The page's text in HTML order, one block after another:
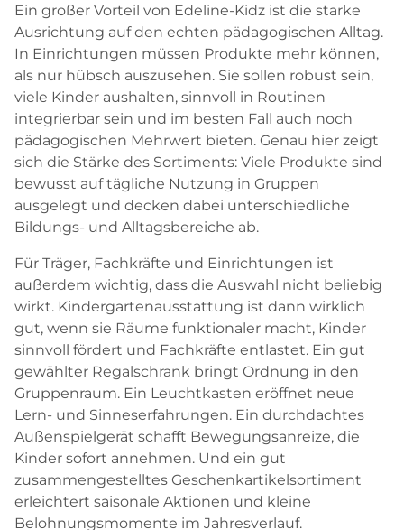
Ein großer Vorteil von Edeline-Kidz ist die starke
Ausrichtung auf den echten pädagogischen Alltag.
In Einrichtungen müssen Produkte mehr können,
als nur hübsch auszusehen. Sie sollen robust sein,
viele Kinder aushalten, sinnvoll in Routinen
integrierbar sein und im besten Fall auch noch
pädagogischen Mehrwert bieten. Genau hier zeigt
sich die Stärke des Sortiments: Viele Produkte sind
bewusst auf tägliche Nutzung in Gruppen
ausgelegt und decken dabei unterschiedliche
Bildungs- und Alltagsbereiche ab.
Für Träger, Fachkräfte und Einrichtungen ist
außerdem wichtig, dass die Auswahl nicht beliebig
wirkt. Kindergartenausstattung ist dann wirklich
gut, wenn sie Räume funktionaler macht, Kinder
sinnvoll fördert und Fachkräfte entlastet. Ein gut
gewählter Regalschrank bringt Ordnung in den
Gruppenraum. Ein Leuchtkasten eröffnet neue
Lern- und Sinneserfahrungen. Ein durchdachtes
Außenspielgerät schafft Bewegungsanreize, die
Kinder sofort annehmen. Und ein gut
zusammengestelltes Geschenkartikelsortiment
erleichtert saisonale Aktionen und kleine
Belohnungsmomente im Jahresverlauf.